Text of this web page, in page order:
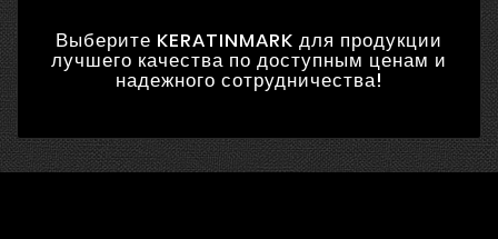
Выберите KERATINMARK для продукции
лучшего качества по доступным ценам и
надежного сотрудничества!